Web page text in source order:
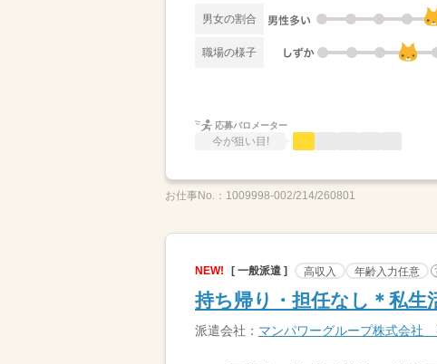
男女の割合
職場の様子
応募バロメーター
今が狙い目!
お仕事No.： 1009998-002/214/260801
NEW! [ 一般派遣 ] 高収入 年齢入力任意
持ち帰り・担任なし＊私生
派遣会社： マンパワーグループ株式会社